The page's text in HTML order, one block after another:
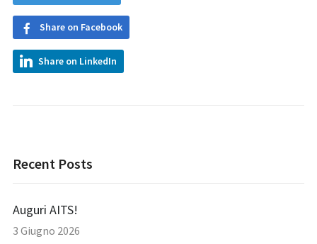
Share on Facebook
Share on LinkedIn
Recent Posts
Auguri AITS!
3 Giugno 2026